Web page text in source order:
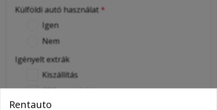
Külföldi autó használat *
Igen
Nem
Igényelt extrák
Kiszállítás
GPS navigáció
Gyermekülés
Rentauto